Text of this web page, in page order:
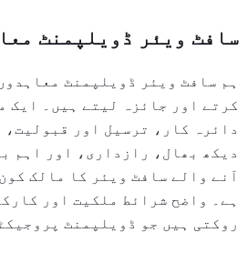
سافٹ ویئر ڈویلپمنٹ
ہم سافٹ ویئر ڈویلپمنٹ
کرتے اور جائزہ لیتے ہیں۔ ایک
دائرہ کار، ترسیل اور قبولیت،
دیکھ بھال، رازداری، اور اہم
آنے والے سافٹ ویئر کا مالک
ہے۔ واضح شرائط ملکیت اور
روکتی ہیں جو ڈویلپمنٹ